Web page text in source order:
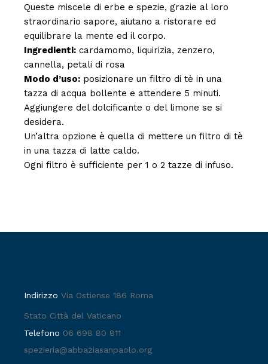
Queste miscele di erbe e spezie, grazie al loro
straordinario sapore, aiutano a ristorare ed
equilibrare la mente ed il corpo.
Ingredienti: cardamomo, liquirizia, zenzero,
cannella, petali di rosa
Modo d’uso: posizionare un filtro di tè in una
tazza di acqua bollente e attendere 5 minuti.
Aggiungere del dolcificante o del limone se si
desidera.
Un’altra opzione è quella di mettere un filtro di tè
in una tazza di latte caldo.
Ogni filtro è sufficiente per 1 o 2 tazze di infuso.
IndirizzoVia Ostiense 186 Roma
Stato Città del Vaticano
Telefono 06 698 80 811
spezieria@abbaziasanpaolo.org